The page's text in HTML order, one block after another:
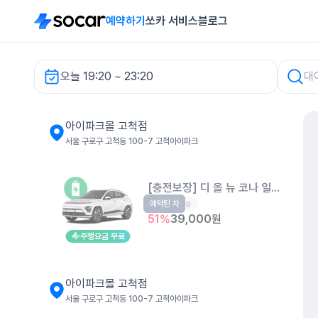
예약하기 쏘카 서비스블로그
오늘 19:20 ~ 23:20
아이파크몰 고척점
서울 구로구 고척동 100-7 고척아이파크
주행요금 무료
[충전보장] 디 올 뉴 코나 일렉트릭 롱
EV 5인승
51%39,000원
예약된 차
아이파크몰 고척점
서울 구로구 고척동 100-7 고척아이파크